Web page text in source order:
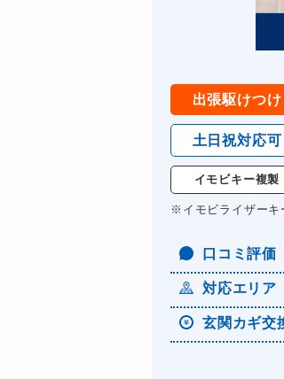
出張駆けつけ
土日祝対応可
イモビキー複製
※イモビライザーキ
口コミ評価
対応エリア
玄関カギ交